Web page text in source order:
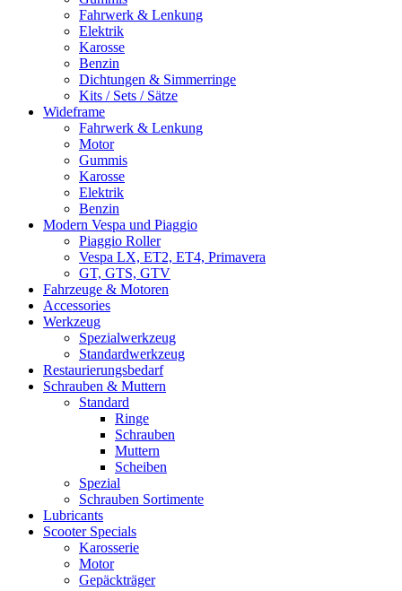
Fahrwerk & Lenkung
Elektrik
Karosse
Benzin
Dichtungen & Simmerringe
Kits / Sets / Sätze
Wideframe
Fahrwerk & Lenkung
Motor
Gummis
Karosse
Elektrik
Benzin
Modern Vespa und Piaggio
Piaggio Roller
Vespa LX, ET2, ET4, Primavera
GT, GTS, GTV
Fahrzeuge & Motoren
Accessories
Werkzeug
Spezialwerkzeug
Standardwerkzeug
Restaurierungsbedarf
Schrauben & Muttern
Standard
Ringe
Schrauben
Muttern
Scheiben
Spezial
Schrauben Sortimente
Lubricants
Scooter Specials
Karosserie
Motor
Gepäckträger